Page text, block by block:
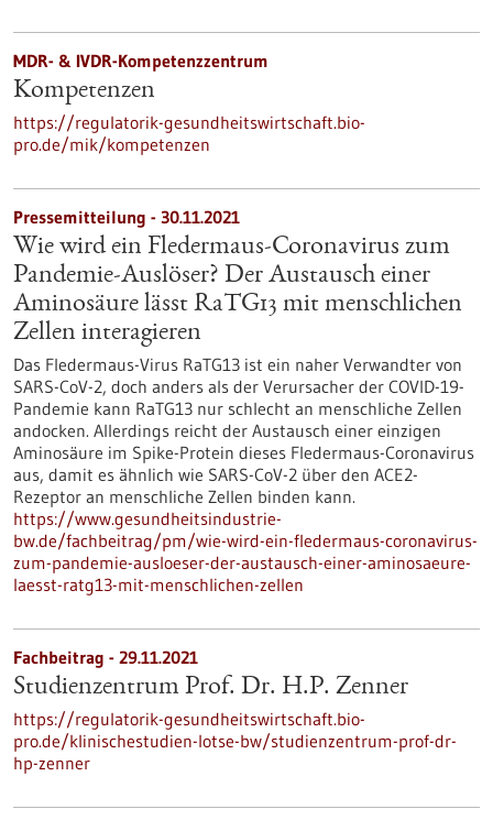
MDR- & IVDR-Kompetenzzentrum
Kompetenzen
https://regulatorik-gesundheitswirtschaft.bio-
pro.de/mik/kompetenzen
Pressemitteilung - 30.11.2021
Wie wird ein Fledermaus-Coronavirus zum
Pandemie-Auslöser? Der Austausch einer
Aminosäure lässt RaTG13 mit menschlichen
Zellen interagieren
Das Fledermaus-Virus RaTG13 ist ein naher Verwandter von
SARS-CoV-2, doch anders als der Verursacher der COVID-19-
Pandemie kann RaTG13 nur schlecht an menschliche Zellen
andocken. Allerdings reicht der Austausch einer einzigen
Aminosäure im Spike-Protein dieses Fledermaus-Coronavirus
aus, damit es ähnlich wie SARS-CoV-2 über den ACE2-
Rezeptor an menschliche Zellen binden kann.
https://www.gesundheitsindustrie-
bw.de/fachbeitrag/pm/wie-wird-ein-fledermaus-coronavirus-
zum-pandemie-ausloeser-der-austausch-einer-aminosaeure-
laesst-ratg13-mit-menschlichen-zellen
Fachbeitrag - 29.11.2021
Studienzentrum Prof. Dr. H.P. Zenner
https://regulatorik-gesundheitswirtschaft.bio-
pro.de/klinischestudien-lotse-bw/studienzentrum-prof-dr-
hp-zenner